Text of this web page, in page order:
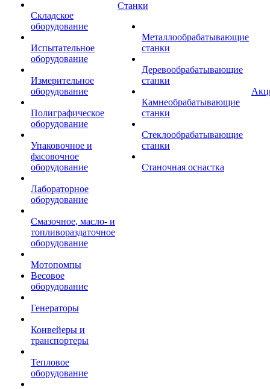
Складское
оборудование
Испытательное
оборудование
Измерительное
оборудование
Полиграфическое
оборудование
Упаковочное и
фасовочное
оборудование
Лабораторное
оборудование
Смазочное, масло- и
топливораздаточное
оборудование
Мотопомпы
Весовое
оборудование
Генераторы
Конвейеры и
транспортеры
Тепловое
оборудование
Станки
Металлообрабатывающие
станки
Деревообрабатывающие
станки
Камнеобрабатывающие
станки
Стеклообрабатывающие
станки
Станочная оснастка